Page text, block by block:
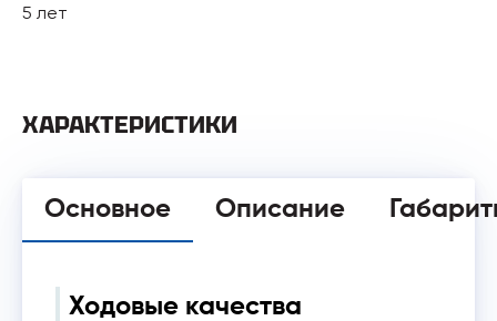
5 лет
ХАРАКТЕРИСТИКИ
Основное Описание
Ходовые качества